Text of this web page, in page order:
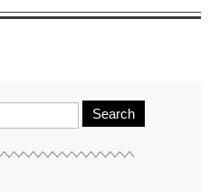
Search